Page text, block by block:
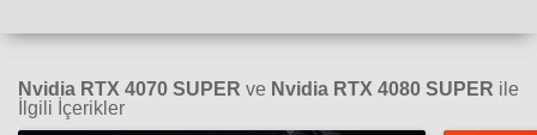
Nvidia RTX 4070 SUPER ve Nvidia RTX 4080 SUPER ile
İlgili İçerikler